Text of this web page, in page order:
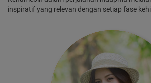
inspiratif yang relevan dengan setiap fase